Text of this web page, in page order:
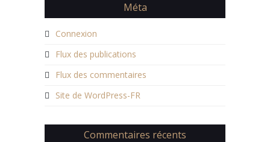
Méta
Connexion
Flux des publications
Flux des commentaires
Site de WordPress-FR
Commentaires récents